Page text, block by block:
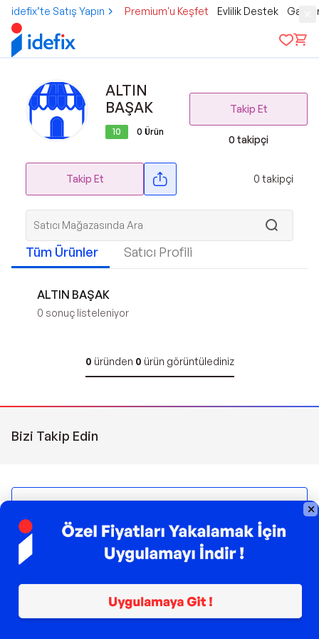
idefix’te Satış Yapın Premium'u Keşfet Evlilik Destek
ALTIN
BAŞAK
10 0 Ürün
Takip Et
0 takipçi
Takip Et 0 takipçi
Tüm Ürünler Satıcı Profili
ALTIN BAŞAK
0 sonuç listeleniyor
0 üründen 0 ürün görüntülediniz
Bizi Takip Edin
Sipariş Takibi
Çağrı Merkezi